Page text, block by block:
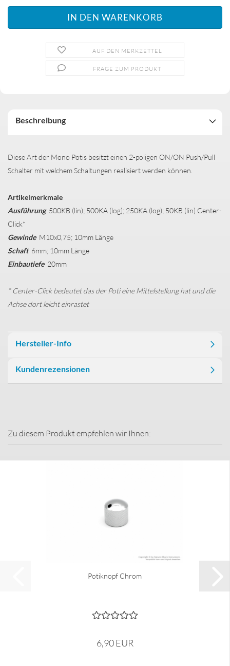
AUF DEN MERKZETTEL
FRAGE ZUM PRODUKT
Beschreibung
Diese Art der Mono Potis besitzt einen 2-poligen ON/ON Push/Pull
Schalter mit welchem Schaltungen realisiert werden können.
Artikelmerkmale
Ausführung500KB (lin); 500KA (log); 250KA (log); 50KB (lin) Center-
Click*
GewindeM10x0,75; 10mm Länge
Schaft6mm; 10mm Länge
Einbautiefe20mm
* Center-Click bedeutet das der Poti eine Mittelstellung hat und die
Achse dort leicht einrastet
Hersteller-Info
Kundenrezensionen
Zu diesem Produkt empfehlen wir Ihnen:
Potiknopf Chrom
6,90 EUR